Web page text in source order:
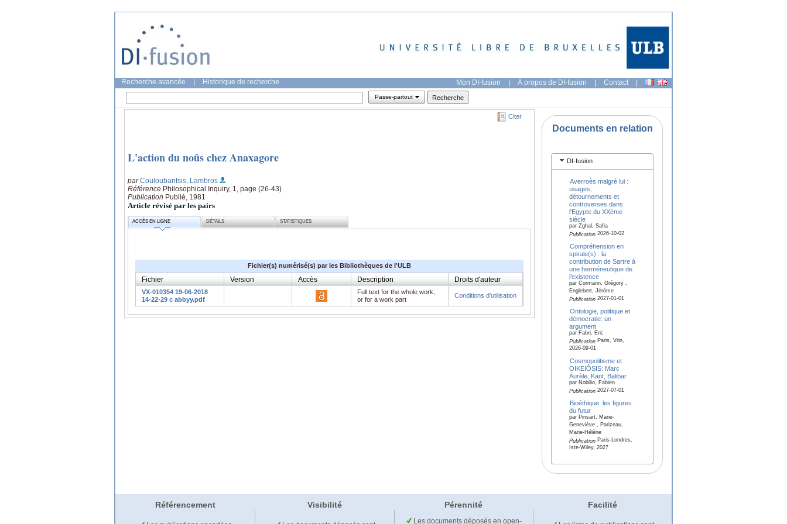
Recherche avancée Historique de recherche Mon DI-fusion | À propos de DI-fusion | Contact |
Passe-partout
Citer
L'action du noûs chez Anaxagore
parCouloubaritsis, Lambros
Référence Philosophical Inquiry, 1, page (26-43)
Publication Publié, 1981
Article révisé par les pairs
ACCÈS EN LIGNE DÉTAILS STATISTIQUES
Fichier(s) numérisé(s) par les Bibliothèques de l'ULB
Fichier Version Accès Description Droits d'auteur
VX-010354 19-06-2018
14-22-29 c abbyy.pdf
Full text for the whole work,
or for a work part
Conditions d'utilisation
Documents en relation
DI-fusion
Averroès malgré lui :
usages,
détournements et
controverses dans
l'Egypte du XXème
siècle
par Zghal, Safia
Publication2026-10-02
Compréhension en
spirale(s) : la
contribution de Sartre à
une herméneutique de
l’existence
par Cormann, Grégory ,
Englebert, Jérôme
Publication2027-01-01
Ontologie, politique et
démocratie: un
argument
par Fabri, Eric
PublicationParis, Vrin,
2026-09-01
Cosmopolitisme et
OIKEIÔSIS: Marc
Aurèle, Kant, Balibar
par Nobilio, Fabien
Publication2027-07-01
Bioéthique: les figures
du futur
par Pinsart, Marie-
Geneviève , Parizeau,
Marie-Hélène
PublicationParis-Londres,
Iste-Wiley, 2027
Référencement Visibilité Pérennité Facilité
Les documents déposés en open-